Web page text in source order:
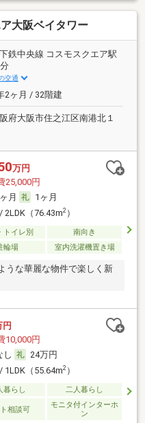
大阪ベイタワー
鉄中央線 コスモスクエア駅
交通
2ヶ月 / 32階建
府大阪市住之江区南港北１
万円
25,000円
月
1ヶ月
2LDK（76.43m2）
トイレ別
南向き
輪場 室内洗濯機置き場
うな華麗な物件で楽しく新
円
10,000円
し
24万円
1LDK（55.64m2）
暮らし 二人暮らし
相談可
モニタ付インターホ
ン